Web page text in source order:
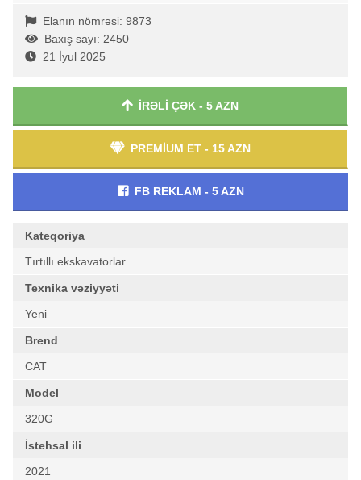
Elanın nömrəsi: 9873
Baxış sayı: 2450
21 İyul 2025
İRƏLİ ÇƏK - 5 AZN
PREMİUM ET - 15 AZN
FB REKLAM - 5 AZN
Kateqoriya
Tırtıllı ekskavatorlar
Texnika vəziyyəti
Yeni
Brend
CAT
Model
320G
İstehsal ili
2021